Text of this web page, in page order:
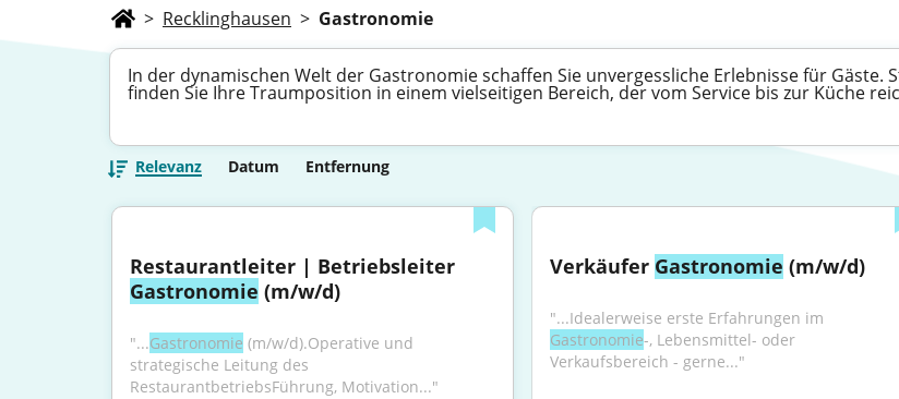
> Recklinghausen > Gastronomie
In der dynamischen Welt der Gastronomie schaffen Sie unvergessliche Erlebnisse für Gäste.
finden Sie Ihre Traumposition in einem vielseitigen Bereich, der vom Service bis zur Küche
Relevanz Datum Entfernung
Gastronomie (m/w/d)
"...Gastronomie (m/w/d).Operative und
strategische Leitung des
RestaurantbetriebsFührung, Motivation..."
Verkäufer Gastronomie (m/w/d)
Gastronomie-, Lebensmittel- oder
Verkaufsbereich - gerne..."